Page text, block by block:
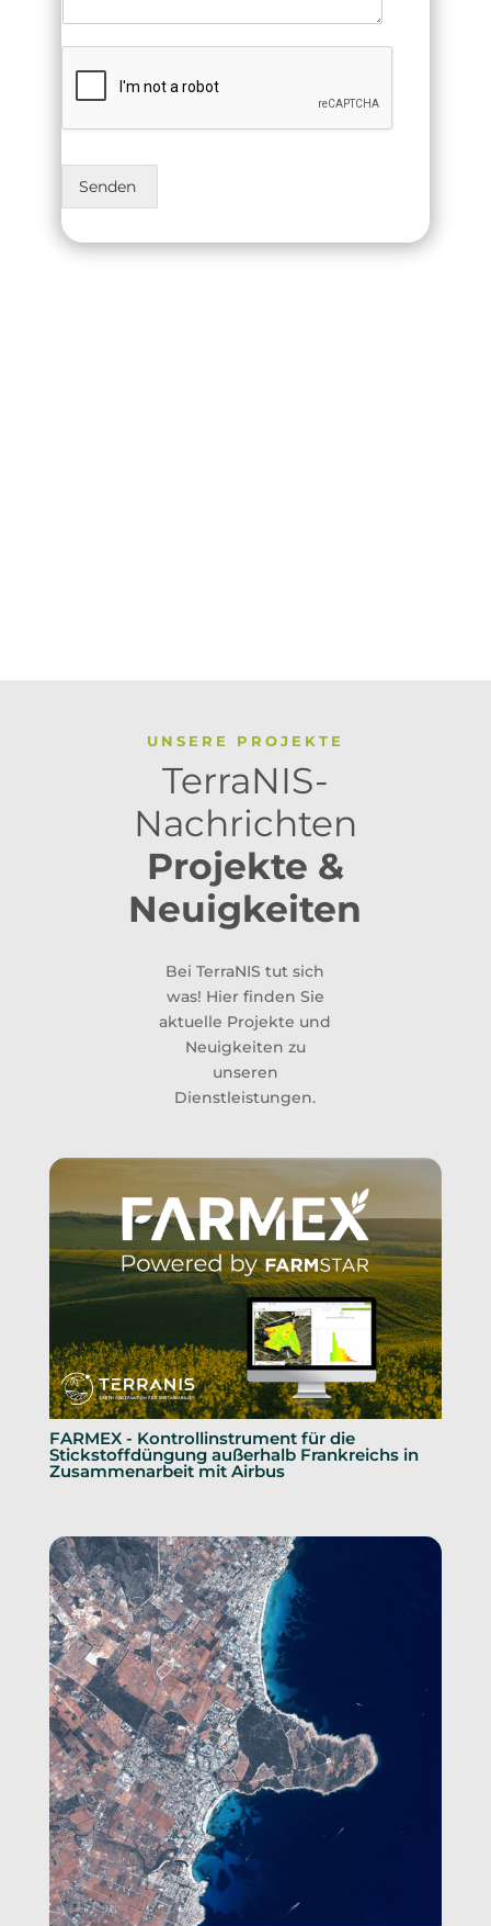
Senden
UNSERE PROJEKTE
TerraNIS-
Nachrichten
Projekte &
Neuigkeiten
Bei TerraNIS tut sich
was! Hier finden Sie
aktuelle Projekte und
Neuigkeiten zu
unseren
Dienstleistungen.
FARMEX - Kontrollinstrument für die
Stickstoffdüngung außerhalb Frankreichs in
Zusammenarbeit mit Airbus